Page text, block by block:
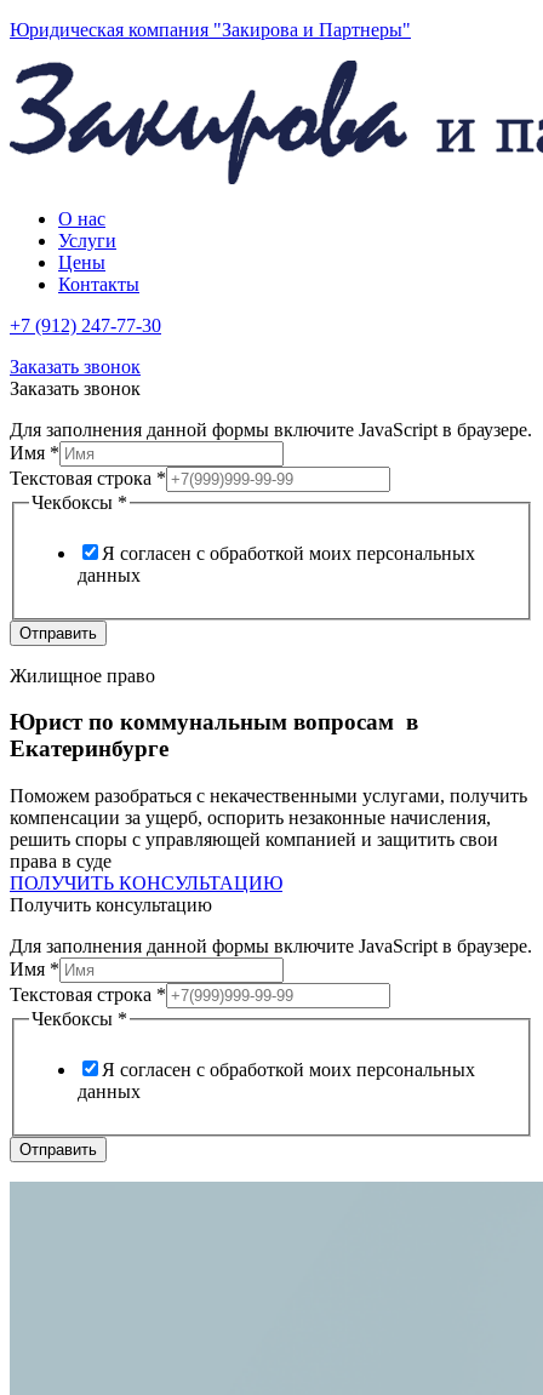
Юридическая компания "Закирова и Партнеры"
О нас
Услуги
Цены
Контакты
+7 (912) 247-77-30
Заказать звонок
Заказать звонок
Для заполнения данной формы включите JavaScript в браузере.
Имя *
Текстовая строка *
строка
Чекбоксы
Чекбоксы *
Я согласен с обработкой моих персональных
данных
Отправить
Жилищное право
Юрист по коммунальным вопросам в
Екатеринбурге
Поможем разобраться с некачественными услугами, получить
компенсации за ущерб, оспорить незаконные начисления,
решить споры с управляющей компанией и защитить свои
права в суде
ПОЛУЧИТЬ КОНСУЛЬТАЦИЮ
Получить консультацию
Для заполнения данной формы включите JavaScript в браузере.
Имя *
Текстовая строка *
Имя
Чекбоксы
Чекбоксы *
Я согласен с обработкой моих персональных
данных
Отправить